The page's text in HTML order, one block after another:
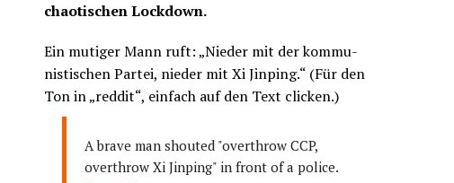
chaotischen Lockdown.
Ein mutiger Mann ruft: „Nieder mit der kommu-
nistischen Partei, nieder mit Xi Jinping.“ (Für den
Ton in „reddit“, einfach auf den Text clicken.)
A brave man shouted "overthrow CCP,
overthrow Xi Jinping" in front of a police.